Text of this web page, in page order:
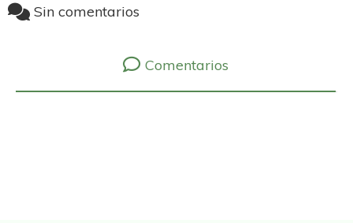
Sin comentarios
Comentarios